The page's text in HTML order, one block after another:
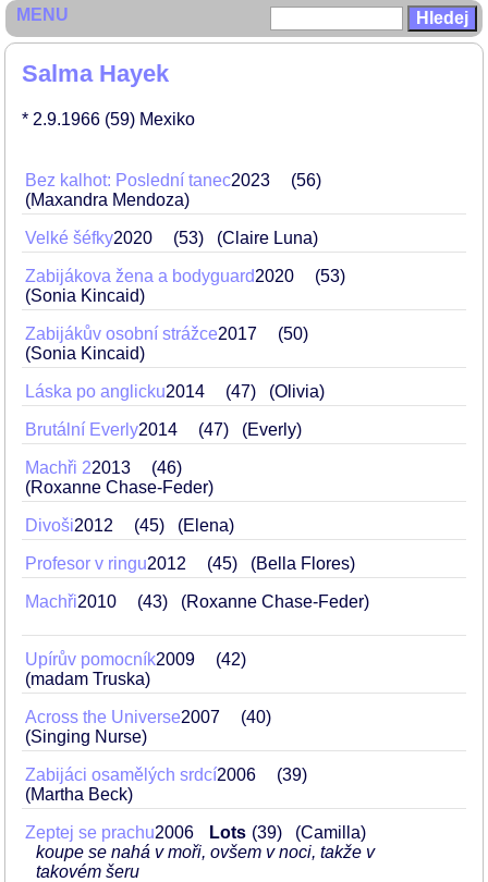
Salma Hayek
* 2.9.1966 (59) Mexiko
Bez kalhot: Poslední tanec2023
56
(Maxandra Mendoza)
Velké šéfky2020 53 (Claire Luna)
Zabijákova žena a bodyguard2020
53
(Sonia Kincaid)
Zabijákův osobní strážce2017
50
(Sonia Kincaid)
Láska po anglicku2014 47 (Olivia)
Brutální Everly2014 47 (Everly)
Machři 22013
46
(Roxanne Chase-Feder)
Divoši2012 45 (Elena)
Profesor v ringu2012 45 (Bella Flores)
Machři2010 43 (Roxanne Chase-Feder)
Upírův pomocník2009
42
(madam Truska)
Across the Universe2007
40
(Singing Nurse)
Zabijáci osamělých srdcí2006
39
(Martha Beck)
Zeptej se prachu2006 Lots 39
(Camilla)
koupe se nahá v moři, ovšem v noci, takže v
takovém šeru
MENU